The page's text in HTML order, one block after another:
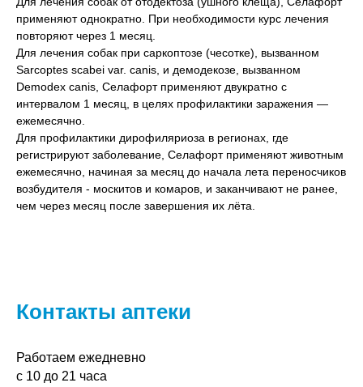
применяют однократно. При необходимости курс лечения
повторяют через 1 месяц.
Для лечения собак при саркоптозе (чесотке), вызванном
Sarcoptes scabei var. canis, и демодекозе, вызванном
Demodex canis, Селафорт применяют двукратно с
интервалом 1 месяц, в целях профилактики заражения —
ежемесячно.
Для профилактики дирофиляриоза в регионах, где
регистрируют заболевание, Селафорт применяют животным
ежемесячно, начиная за месяц до начала лета переносчиков
возбудителя - москитов и комаров, и заканчивают не ранее,
чем через месяц после завершения их лёта.
Контакты аптеки
Работаем ежедневно
с 10 до 21 часа